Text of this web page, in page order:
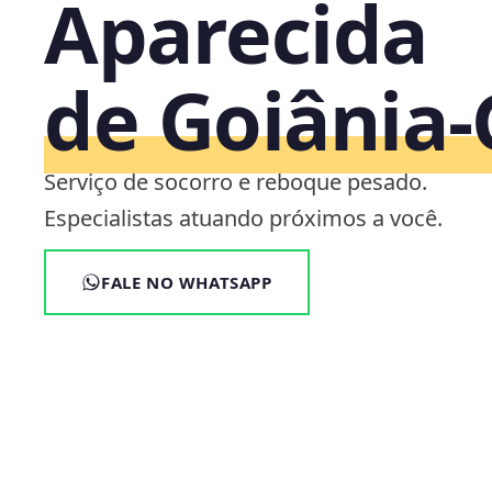
Aparecida
de
Serviço de socorro e reboque pesado.
Especialistas atuando próximos a você.
FALE NO WHATSAPP